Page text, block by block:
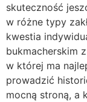
skuteczność
w różne typy
kwestia
bukmacherskim
w której ma
prowadzić
mocną stroną, a